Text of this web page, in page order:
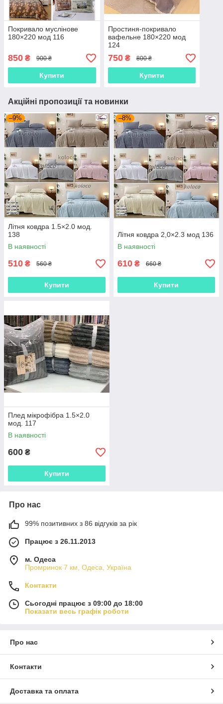
Покривало муслінове
180×220 мод 116
850 ₴ 900 ₴
Купити
Простиня-покривало
вафельне 180×220 мод
124
750₴ 800 ₴
Купити
Акційні пропозиції та новинки
–9%
Літня ковдра 1.5×2.0 мод.
138
В наявності
510 ₴ 560 ₴
Купити
–8%
Літня ковдра 2,0×2.3 мод 136
В наявності
610 ₴ 660 ₴
Купити
Плед мікрофібра 1.5×2.0
мод. 117
В наявності
600 ₴
Купити
Про нас
99% позитивних з 86 відгуків за рік
Працює з 26.11.2013
м. Одеса
Промринок 7 км, Одеса, Україна
Контакти
Сьогодні працює з 09:00 до 18:00
Показати весь графік роботи
Про нас
Контакти
Доставка та оплата